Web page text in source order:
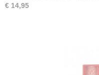
€ 14,95